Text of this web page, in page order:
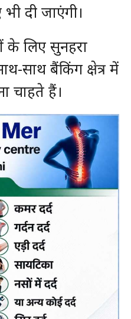
दी जाएंगी।
के लिए सुनहरा
साथ बैंकिंग क्षेत्र में
चाहते हैं।